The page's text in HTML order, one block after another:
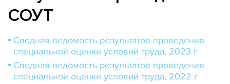
СОУТ
Сводная ведомость результатов проведения
специальной оценки условий труда, 2023 г
Сводная ведомость результатов проведения
специальной оценки условий труда, 2022 г